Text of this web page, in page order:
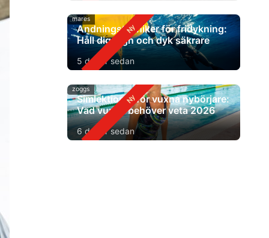
mares
Andningstekniker för fridykning:
Håll dig lugn och dyk säkrare
5 dagar sedan
zoggs
Simlektioner för vuxna nybörjare:
Vad vuxna behöver veta 2026
6 dagar sedan